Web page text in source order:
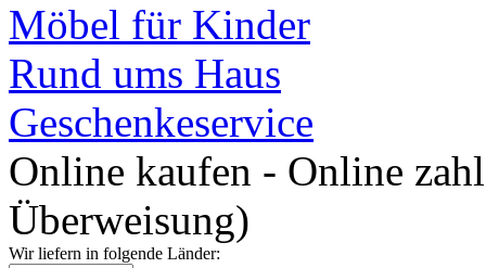
Möbel für Kinder
Rund ums Haus
Geschenkeservice
Online kaufen - Online
Überweisung)
Wir liefern in folgende Länder: